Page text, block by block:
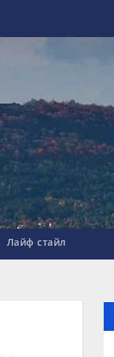
Лайф стайл